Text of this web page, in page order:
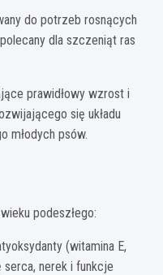
do potrzeb rosnących
dla szczeniąt ras
prawidłowy wzrost i
się układu
młodych psów.
podeszłego:
(witamina E,
nerek i funkcje